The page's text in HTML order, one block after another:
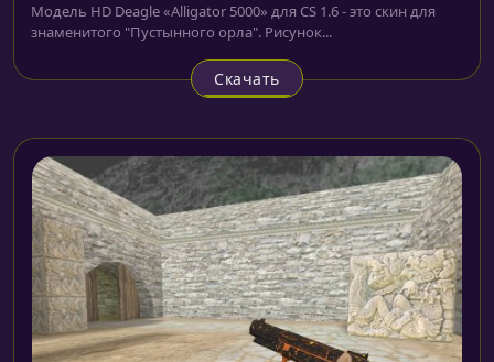
Модель HD Deagle «Alligator 5000» для CS 1.6 - это скин для
знаменитого "Пустынного орла". Рисунок...
Скачать